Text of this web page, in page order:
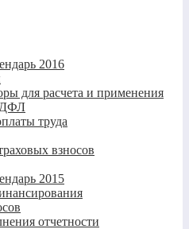
2016
для расчета и применения
труда
взносов
2015
отчетности